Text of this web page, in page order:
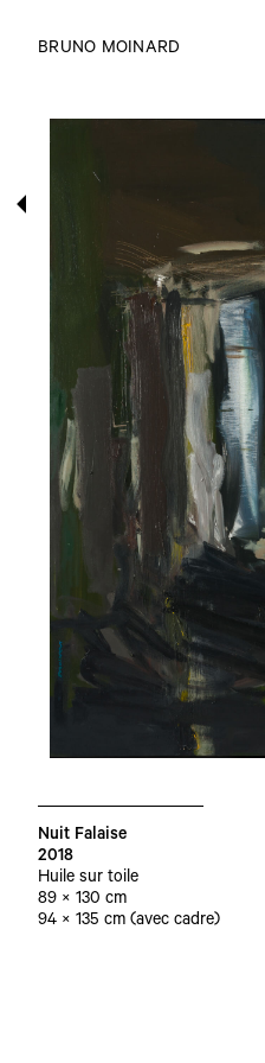
BRUNO MOINARD
Nuit Falaise
2018
Huile sur toile
89 × 130 cm
94 × 135 cm (avec cadre)